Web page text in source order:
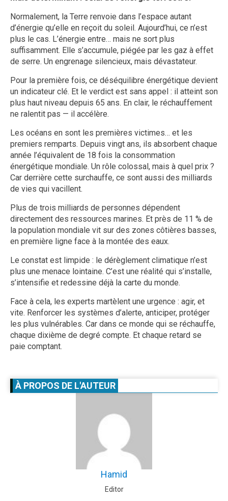
Normalement, la Terre renvoie dans l’espace autant
d’énergie qu’elle en reçoit du soleil. Aujourd’hui, ce n’est
plus le cas. L’énergie entre… mais ne sort plus
suffisamment. Elle s’accumule, piégée par les gaz à effet
de serre. Un engrenage silencieux, mais dévastateur.
Pour la première fois, ce déséquilibre énergétique devient
un indicateur clé. Et le verdict est sans appel : il atteint son
plus haut niveau depuis 65 ans. En clair, le réchauffement
ne ralentit pas — il accélère.
Les océans en sont les premières victimes… et les
premiers remparts. Depuis vingt ans, ils absorbent chaque
année l’équivalent de 18 fois la consommation
énergétique mondiale. Un rôle colossal, mais à quel prix ?
Car derrière cette surchauffe, ce sont aussi des milliards
de vies qui vacillent.
Plus de trois milliards de personnes dépendent
directement des ressources marines. Et près de 11 % de
la population mondiale vit sur des zones côtières basses,
en première ligne face à la montée des eaux.
Le constat est limpide : le dérèglement climatique n’est
plus une menace lointaine. C’est une réalité qui s’installe,
s’intensifie et redessine déjà la carte du monde.
Face à cela, les experts martèlent une urgence : agir, et
vite. Renforcer les systèmes d’alerte, anticiper, protéger
les plus vulnérables. Car dans ce monde qui se réchauffe,
chaque dixième de degré compte. Et chaque retard se
paie comptant.
À PROPOS DE L'AUTEUR
Hamid
Editor